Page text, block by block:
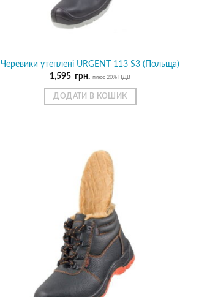
Черевики утеплені URGENT 113 S3 (Польща)
1,595 грн. плюс 20% ПДВ
ДОДАТИ В КОШИК